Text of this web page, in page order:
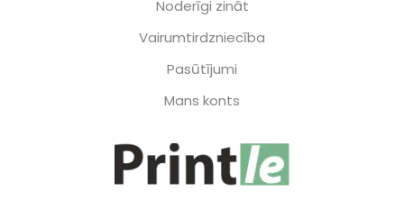
Noderīgi zināt
Vairumtirdzniecība
Pasūtījumi
Mans konts